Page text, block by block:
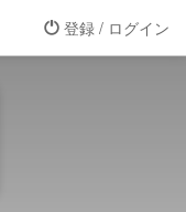
登録 / ログイン